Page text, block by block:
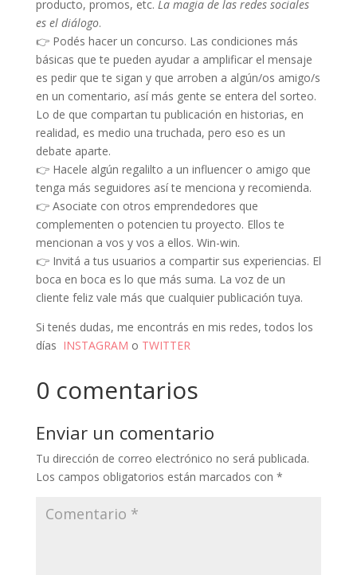
producto, promos, etc. La magia de las redes sociales
es el diálogo.
👉 Podés hacer un concurso. Las condiciones más
básicas que te pueden ayudar a amplificar el mensaje
es pedir que te sigan y que arroben a algún/os amigo/s
en un comentario, así más gente se entera del sorteo.
Lo de que compartan tu publicación en historias, en
realidad, es medio una truchada, pero eso es un
debate aparte.
👉 Hacele algún regalilto a un influencer o amigo que
tenga más seguidores así te menciona y recomienda.
👉 Asociate con otros emprendedores que
complementen o potencien tu proyecto. Ellos te
mencionan a vos y vos a ellos. Win-win.
👉 Invitá a tus usuarios a compartir sus experiencias. El
boca en boca es lo que más suma. La voz de un
cliente feliz vale más que cualquier publicación tuya.
Si tenés dudas, me encontrás en mis redes, todos los
días INSTAGRAM o TWITTER
0 comentarios
Enviar un comentario
Tu dirección de correo electrónico no será publicada.
Los campos obligatorios están marcados con *